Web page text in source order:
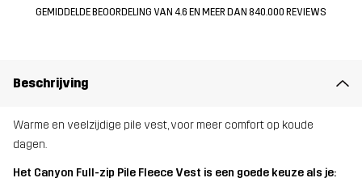
GEMIDDELDE BEOORDELING VAN 4.6 EN MEER DAN 840.000 REVIEWS
Beschrijving
Warme en veelzijdige pile vest, voor meer comfort op koude
dagen.
Het Canyon Full-zip Pile Fleece Vest is een goede keuze als je: